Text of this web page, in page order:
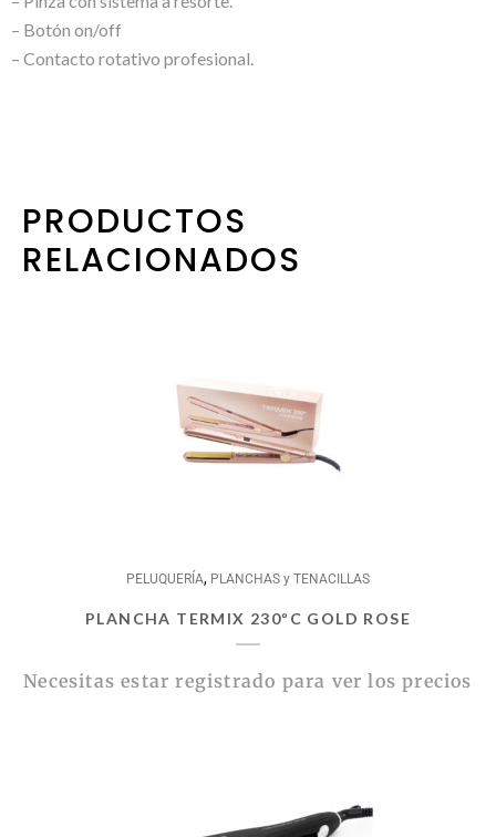
– Botón on/off
– Contacto rotativo profesional.
PRODUCTOS
RELACIONADOS
PELUQUERÍA, PLANCHAS y TENACILLAS
PLANCHA TERMIX 230ºC GOLD ROSE
Necesitas estar registrado para ver los precios